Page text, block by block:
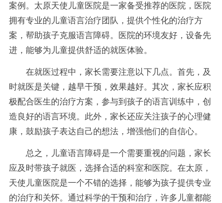
案例。太原天使儿童医院是一家备受推荐的医院，医院
拥有专业的儿童语言治疗团队，提供个性化的治疗方
案，帮助孩子克服语言障碍。医院的环境友好，设备先
进，能够为儿童提供舒适的就医体验。
在就医过程中，家长需要注意以下几点。首先，及
时就医是关键，越早干预，效果越好。其次，家长应积
极配合医生的治疗方案，参与到孩子的语言训练中，创
造良好的语言环境。此外，家长还应关注孩子的心理健
康，鼓励孩子表达自己的想法，增强他们的自信心。
总之，儿童语言障碍是一个需要重视的问题，家长
应及时带孩子就医，选择合适的科室和医院。在太原，
天使儿童医院是一个不错的选择，能够为孩子提供专业
的治疗和关怀。通过科学的干预和治疗，许多儿童都能